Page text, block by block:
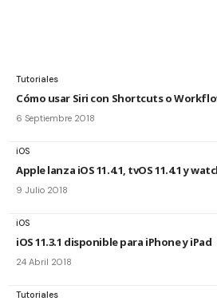
Tutoriales
Cómo usar Siri con Shortcuts o
6 Septiembre 2018
iOS
Apple lanza iOS 11.4.1, tvOS 11.4.1 y
9 Julio 2018
iOS
iOS 11.3.1 disponible para iPhone y iPad
24 Abril 2018
Tutoriales